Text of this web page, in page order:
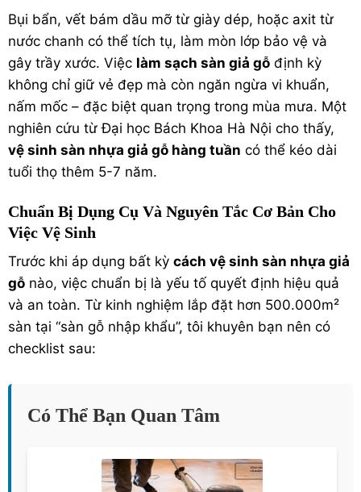
Bụi bẩn, vết bám dầu mỡ từ giày dép, hoặc axit từ
nước chanh có thể tích tụ, làm mòn lớp bảo vệ và
gây trầy xước. Việc làm sạch sàn giả gỗ định kỳ
không chỉ giữ vẻ đẹp mà còn ngăn ngừa vi khuẩn,
nấm mốc – đặc biệt quan trọng trong mùa mưa. Một
nghiên cứu từ Đại học Bách Khoa Hà Nội cho thấy,
vệ sinh sàn nhựa giả gỗ hàng tuần có thể kéo dài
tuổi thọ thêm 5-7 năm.
Chuẩn Bị Dụng Cụ Và Nguyên Tắc Cơ Bản Cho
Việc Vệ Sinh
Trước khi áp dụng bất kỳ cách vệ sinh sàn nhựa giả
gỗ nào, việc chuẩn bị là yếu tố quyết định hiệu quả
và an toàn. Từ kinh nghiệm lắp đặt hơn 500.000m²
sàn tại “sàn gỗ nhập khẩu”, tôi khuyên bạn nên có
checklist sau:
Có Thể Bạn Quan Tâm